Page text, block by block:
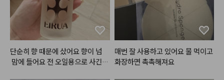
✨반짝반짝✨ 탱글거리는 입술로
만들어주는 틴티드 립밤이에요!
요즘 제 파우치템임..!
엄청 잘 되는 것 같아요. 그래서 좀
잘 조절해서 써야  할 것 같어여. 색
도  안칙칙 하게 생기. 있게 이쁘고
발색력도  좋고 해서 다음에도 재
구매 할 것 같아요.
단순히 향 때문에 샀어요 향이 넘
맘에 들어요 전 오일용으로 사긴했
매번 잘 사용하고 있어요 물 먹이고
화장하면 촉촉해져요